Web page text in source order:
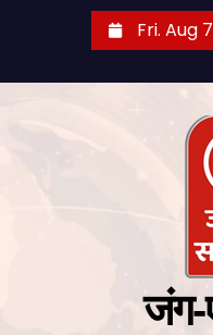
Fri. Aug
जंग-